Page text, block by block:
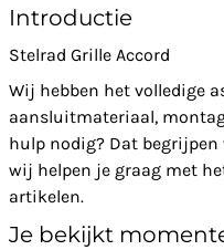
Introductie
Stelrad Grille Accord
Wij hebben het volledige
aansluitmateriaal,
hulp nodig? Dat begrijpen
wij helpen je graag met
artikelen.
Je bekijkt